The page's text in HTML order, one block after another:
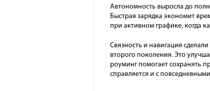
Автономность выросла до
Быстрая зарядка экономит
при активном графике, когда
Связность и навигация
второго поколения. Это
роуминг помогает сохранять
справляется и с